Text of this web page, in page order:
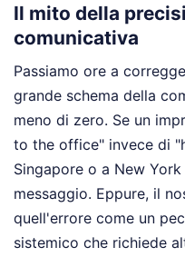
Il mito della
comunicativa
Passiamo ore a
grande schema della
meno di zero. Se un
to the office" invece di
Singapore o a New
messaggio. Eppure, il
quell'errore come un
sistemico che richiede